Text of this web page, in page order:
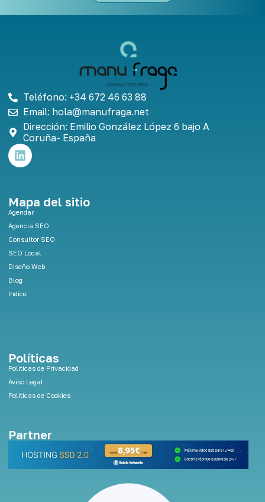
Teléfono: +34 672 46 63 88
Email: hola@manufraga.net
Dirección: Emilio González López 6 bajo A
Coruña- España
L
i
e
d
n
Mapa del sitio
Agendar
Agencia SEO
Consultor SEO
SEO Local
Diseño Web
Blog
Indice
Políticas
Políticas de Privacidad
Aviso Legal
Políticas de Cookies
Partner